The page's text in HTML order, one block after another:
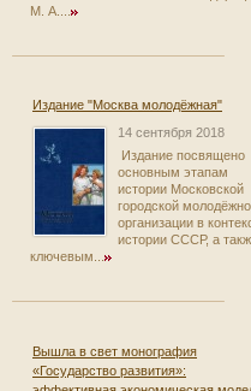
М. А....
Издание "Москва молодёжная"
14 сентября 2018
Издание посвящено
основным этапам
истории Московской
городской
организации в
истории СССР, а
ключевым...
Вышла в свет монография
«Государство развития»: